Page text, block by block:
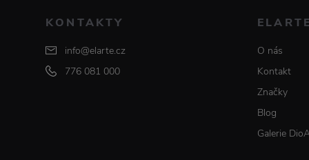
KONTAKTY
info@elarte.cz
776 081 000
O nás
Kontakt
Značky
Blog
Galerie